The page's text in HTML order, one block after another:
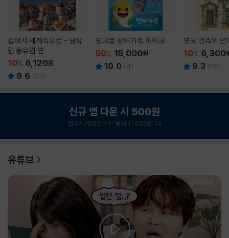
걸어서 세계속으로 - 남유
럽 동유럽 편
10% 6,120원
9.6 ( 27)
핑크퐁 상어가족 마이크
50% 15,000원
10.0 (4)
영국 건축의 언
10% 6,300
9.3 (16)
신규 앱 다운 시 500원
앱푸시/SMS 수신 동의 시 600원 더!
유튜브